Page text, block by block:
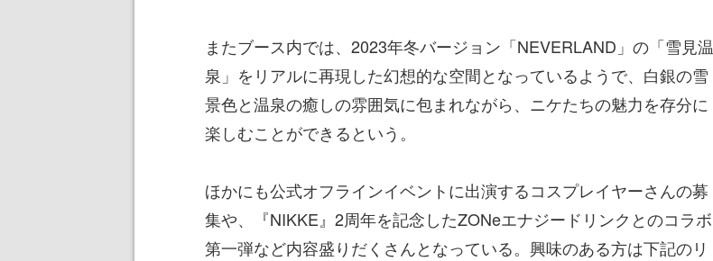
またブース内では、2023年冬バージョン「NEVERLAND」の「雪見温
泉」をリアルに再現した幻想的な空間となっているようで、白銀の雪
景色と温泉の癒しの雰囲気に包まれながら、ニケたちの魅力を存分に
楽しむことができるという。
ほかにも公式オフラインイベントに出演するコスプレイヤーさんの募
集や、『NIKKE』2周年を記念したZONeエナジードリンクとのコラボ
第一弾など内容盛りだくさんとなっている。興味のある方は下記のリ